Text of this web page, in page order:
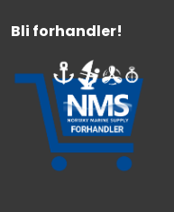
Bli forhandler!